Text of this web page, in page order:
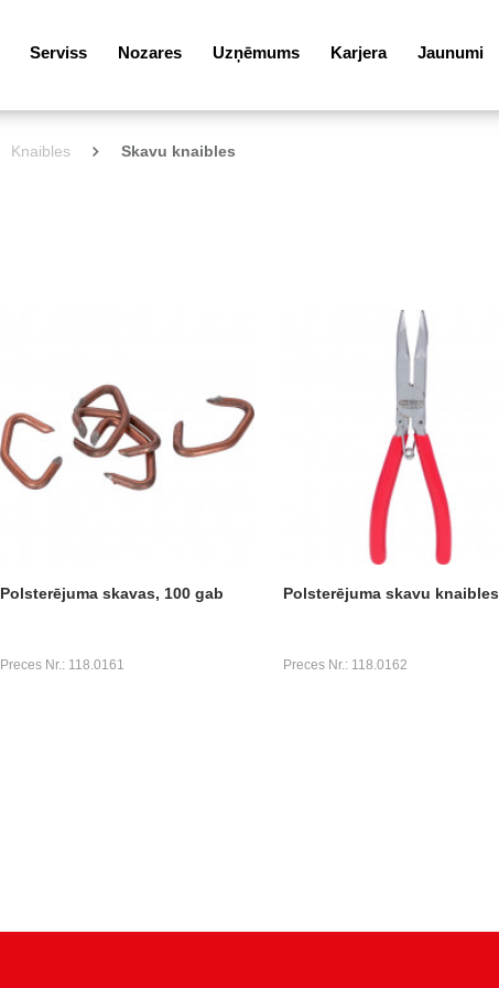
Serviss Nozares Uzņēmums Karjera Jaunumi
Knaibles Skavu knaibles
Polsterējuma skavas, 100 gab
Preces Nr.: 118.0161
Polsterējuma skavu knaibles
Preces Nr.: 118.0162